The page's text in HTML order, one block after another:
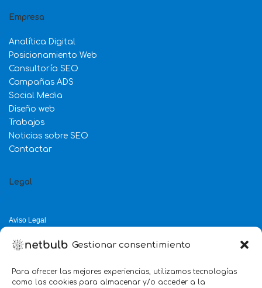
Gestionar consentimiento
Para ofrecer las mejores experiencias, utilizamos tecnologías
como las cookies para almacenar y/o acceder a la
Empresa
Analítica Digital
Posicionamiento Web
Consultoría SEO
Campañas ADS
Social Media
Diseño web
Trabajos
Noticias sobre SEO
Contactar
Legal
Aviso Legal
Política de Cookies